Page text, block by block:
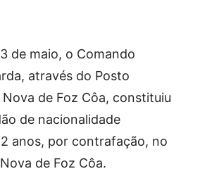
Borges
de maio, o Comando
através do Posto
de Foz Côa, constituiu
de nacionalidade
anos, por contrafação, no
de Foz Côa.